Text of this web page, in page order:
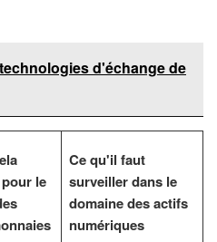
d'échange de
le
Ce qu'il faut
surveiller dans le
domaine des actifs
numériques